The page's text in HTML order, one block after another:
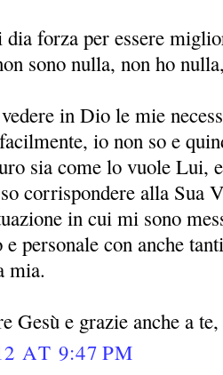
forza per essere
sono nulla, non ho
in Dio le mie
io non so e
sia come lo vuole Lui,
corrispondere alla Sua
in cui mi sono
personale con anche
mia.
Gesù e grazie anche a
AT 9:47 PM